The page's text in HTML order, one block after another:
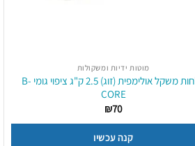
מוטות ידיות ומשקולות
צלחות משקל אולימפית (זוג) 2.5 ק"ג ציפוי גומי B-
CORE
₪70
קנה עכשיו